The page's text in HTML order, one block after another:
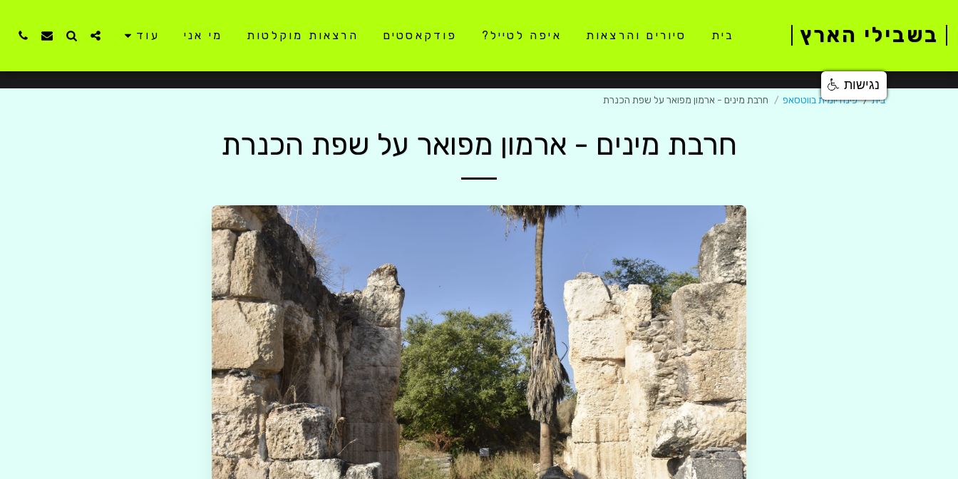
בשבילי הארץ בית סיורים והרצאות איפה לטייל? פודקאסטים הרצאות מוקלטות מי אני עוד
בית פינה יומית בווטסאפ חרבת מינים - ארמון מפואר על שפת הכנרת
חרבת מינים - ארמון מפואר על שפת הכנרת
נגישות